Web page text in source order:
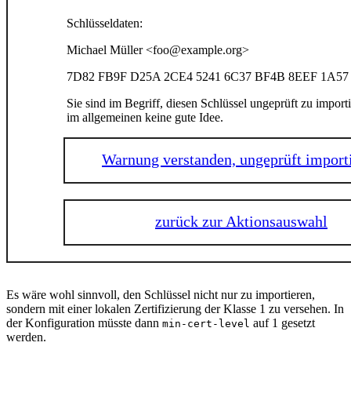
Schlüsseldaten:
Michael Müller <foo@example.org>
7D82 FB9F D25A 2CE4 5241 6C37 BF4B 8EEF
Sie sind im Begriff, diesen Schlüssel ungeprüft zu
im allgemeinen keine gute Idee.
Warnung verstanden, ungeprüft
zurück zur Aktionsauswahl
Es wäre wohl sinnvoll, den Schlüssel nicht nur zu importieren,
sondern mit einer lokalen Zertifizierung der Klasse 1 zu versehen. In
der Konfiguration müsste dann min-cert-level auf 1 gesetzt
werden.